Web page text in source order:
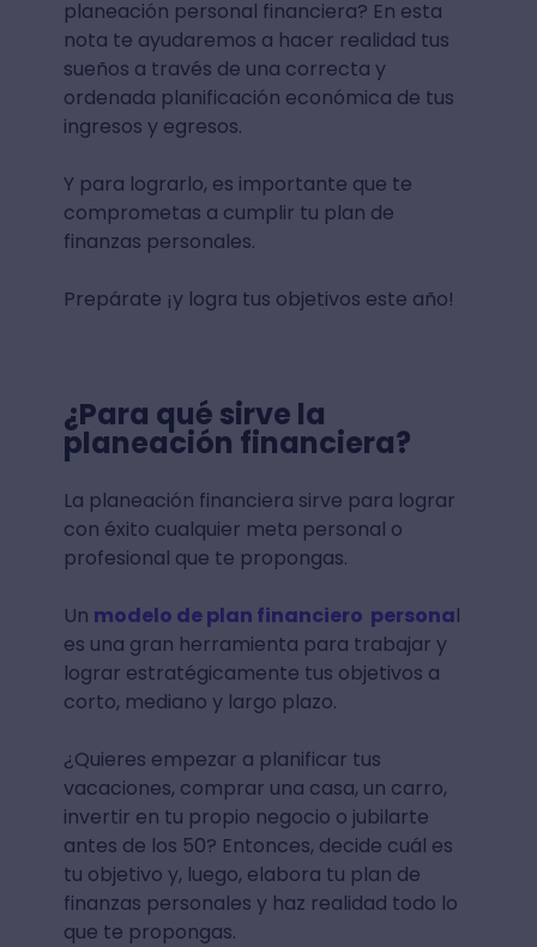
planeación personal financiera? En esta
nota te ayudaremos a hacer realidad tus
sueños a través de una correcta y
ordenada planificación económica de tus
ingresos y egresos.
Y para lograrlo, es importante que te
comprometas a cumplir tu plan de
finanzas personales.
Prepárate ¡y logra tus objetivos este año!
¿Para qué sirve la
planeación financiera?
La planeación financiera sirve para lograr
con éxito cualquier meta personal o
profesional que te propongas.
Un modelo de plan financiero personal
es una gran herramienta para trabajar y
lograr estratégicamente tus objetivos a
corto, mediano y largo plazo.
¿Quieres empezar a planificar tus
vacaciones, comprar una casa, un carro,
invertir en tu propio negocio o jubilarte
antes de los 50? Entonces, decide cuál es
tu objetivo y, luego, elabora tu plan de
finanzas personales y haz realidad todo lo
que te propongas.